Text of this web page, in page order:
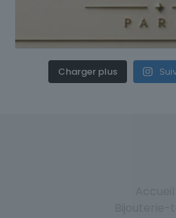
Charger plus